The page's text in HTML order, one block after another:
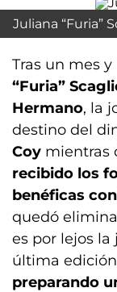
Juliana “Furia”
Tras un mes
“Furia”
Hermano, la
destino del
Coy mientras
recibido los
benéficas
quedó
es por lejos
última
preparando